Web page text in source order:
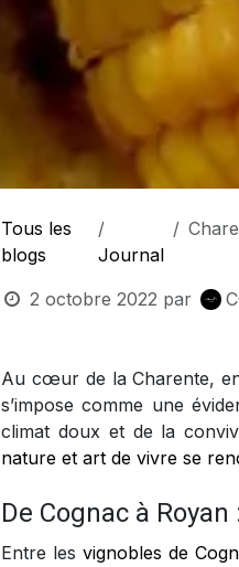
Tous les
blogs
Journal
2 octobre 2022 par
Au cœur de la Charente,
s’impose comme une
climat doux et de la
nature et art de vivre se
De Cognac à
Entre les vignobles de